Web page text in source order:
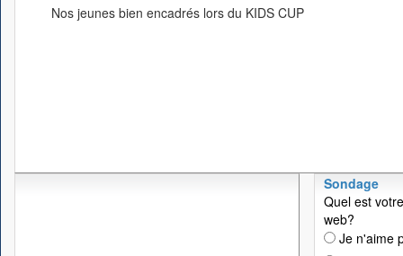
Nos jeunes bien encadrés lors du KIDS CUP
Sondage
Quel est
web?
Je n'aime